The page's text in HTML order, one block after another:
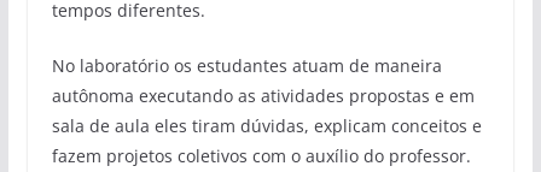
tempos diferentes.
No laboratório os estudantes atuam de maneira
autônoma executando as atividades propostas e em
sala de aula eles tiram dúvidas, explicam conceitos e
fazem projetos coletivos com o auxílio do professor.